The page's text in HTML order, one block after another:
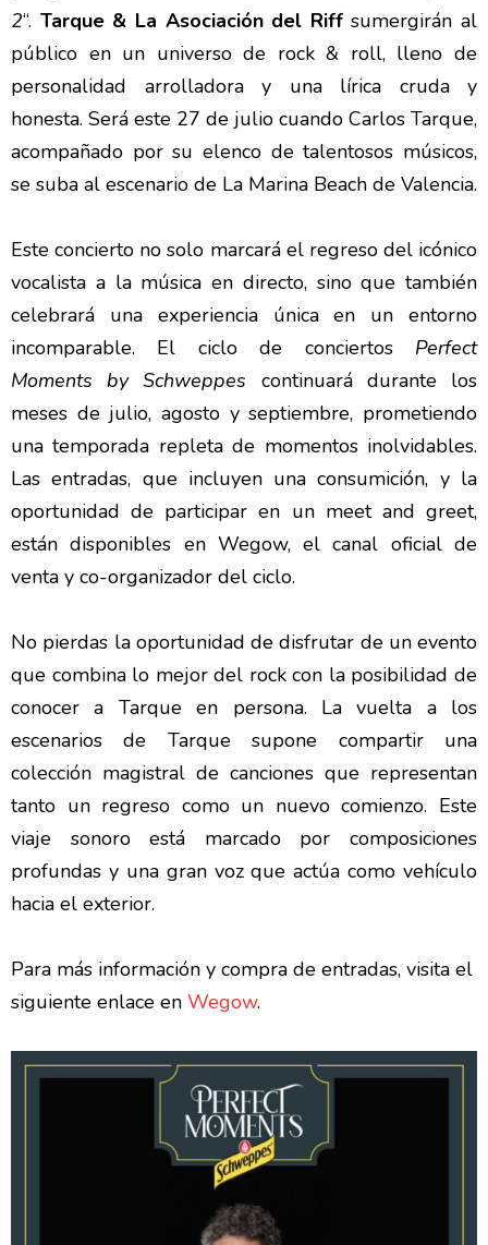
2“. Tarque & La Asociación del Riffsumergirán al
público en un universo de rock & roll, lleno de
personalidad arrolladora y una lírica cruda y
honesta. Será este 27 de julio cuando Carlos Tarque,
acompañado por su elenco de talentosos músicos,
se suba al escenario de La Marina Beach de Valencia.
Este concierto no solo marcará el regreso del icónico
vocalista a la música en directo, sino que también
celebrará una experiencia única en un entorno
incomparable. El ciclo de conciertos Perfect
Moments by Schweppes continuará durante los
meses de julio, agosto y septiembre, prometiendo
una temporada repleta de momentos inolvidables.
Las entradas, que incluyen una consumición, y la
oportunidad de participar en un meet and greet,
están disponibles en Wegow, el canal oficial de
venta y co-organizador del ciclo.
No pierdas la oportunidad de disfrutar de un evento
que combina lo mejor del rock con la posibilidad de
conocer a Tarque en persona. La vuelta a los
escenarios de Tarque supone compartir una
colección magistral de canciones que representan
tanto un regreso como un nuevo comienzo. Este
viaje sonoro está marcado por composiciones
profundas y una gran voz que actúa como vehículo
hacia el exterior.
Para más información y compra de entradas, visita el
siguiente enlace en Wegow.